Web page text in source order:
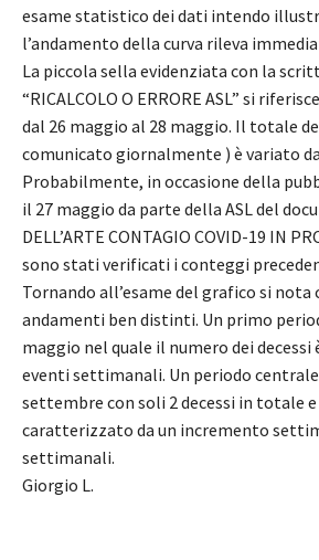
esame statistico dei dati intendo
l’andamento della curva rileva
La piccola sella evidenziata con la
“RICALCOLO O ERRORE ASL” si
dal 26 maggio al 28 maggio. Il totale
comunicato giornalmente ) è variato da
Probabilmente, in occasione della
il 27 maggio da parte della ASL del
DELL’ARTE CONTAGIO COVID-19 IN
sono stati verificati i conteggi
Tornando all’esame del grafico si nota
andamenti ben distinti. Un primo
maggio nel quale il numero dei decessi
eventi settimanali. Un periodo
settembre con soli 2 decessi in totale
caratterizzato da un incremento
settimanali.
Giorgio L.